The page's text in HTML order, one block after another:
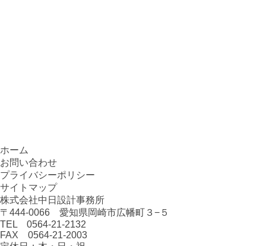
ホーム
お問い合わせ
プライバシーポリシー
サイトマップ
株式会社中日設計事務所
〒444-0066 愛知県岡崎市広幡町３−５
TEL 0564-21-2132
FAX 0564-21-2003